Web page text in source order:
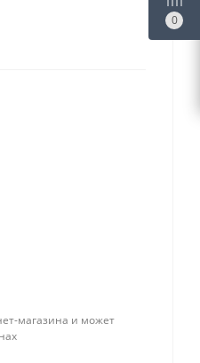
магазина и может
0